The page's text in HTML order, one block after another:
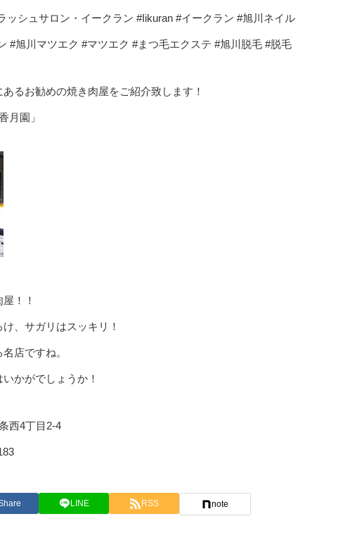
ッシュサロン・イークラン #Iikuran #イークラン #旭川ネイル
#旭川マツエク #マツエク #まつ毛エクステ #旭川脱毛 #脱毛
るお勧めの焼き肉屋をご紹介致します！
月園」
！！
、サガリはスッキリ！
店ですね。
かがでしょうか！
西4丁目2-4
LINE RSS note